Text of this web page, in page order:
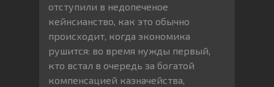
отступили в недопеченое
кейнсианство, как это обычно
происходит, когда экономика
рушится: во время нужды первый,
кто встал в очередь за богатой
компенсацией казначейства,